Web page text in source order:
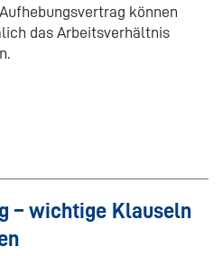
können
das Arbeitsverhältnis
– wichtige Klauseln